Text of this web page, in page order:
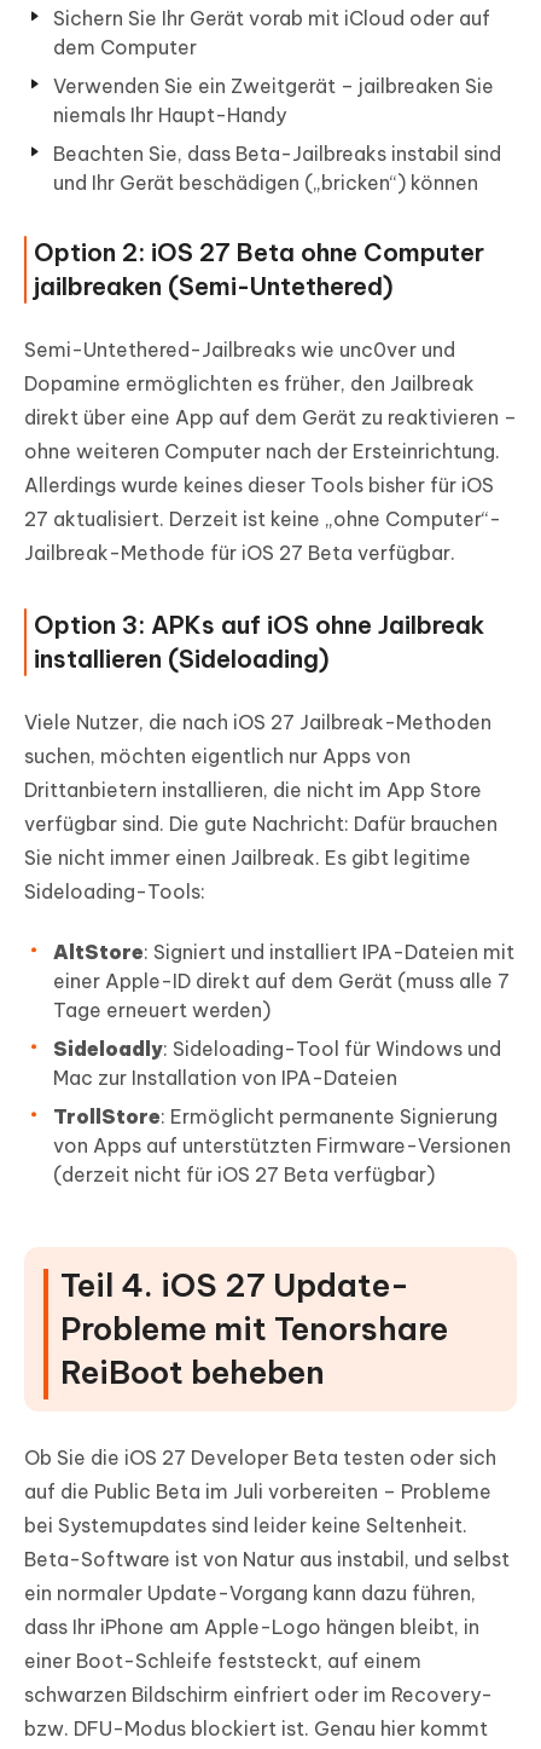
Sichern Sie Ihr Gerät vorab mit iCloud oder auf
dem Computer
Verwenden Sie ein Zweitgerät – jailbreaken Sie
niemals Ihr Haupt-Handy
Beachten Sie, dass Beta-Jailbreaks instabil sind
und Ihr Gerät beschädigen („bricken“) können
Option 2: iOS 27 Beta ohne Computer
jailbreaken (Semi-Untethered)
Semi-Untethered-Jailbreaks wie unc0ver und
Dopamine ermöglichten es früher, den Jailbreak
direkt über eine App auf dem Gerät zu reaktivieren –
ohne weiteren Computer nach der Ersteinrichtung.
Allerdings wurde keines dieser Tools bisher für iOS
27 aktualisiert. Derzeit ist keine „ohne Computer“-
Jailbreak-Methode für iOS 27 Beta verfügbar.
Option 3: APKs auf iOS ohne Jailbreak
installieren (Sideloading)
Viele Nutzer, die nach iOS 27 Jailbreak-Methoden
suchen, möchten eigentlich nur Apps von
Drittanbietern installieren, die nicht im App Store
verfügbar sind. Die gute Nachricht: Dafür brauchen
Sie nicht immer einen Jailbreak. Es gibt legitime
Sideloading-Tools:
AltStore: Signiert und installiert IPA-Dateien mit
einer Apple-ID direkt auf dem Gerät (muss alle 7
Tage erneuert werden)
Sideloadly: Sideloading-Tool für Windows und
Mac zur Installation von IPA-Dateien
TrollStore: Ermöglicht permanente Signierung
von Apps auf unterstützten Firmware-Versionen
(derzeit nicht für iOS 27 Beta verfügbar)
Teil 4. iOS 27 Update-
Probleme mit Tenorshare
ReiBoot beheben
Ob Sie die iOS 27 Developer Beta testen oder sich
auf die Public Beta im Juli vorbereiten – Probleme
bei Systemupdates sind leider keine Seltenheit.
Beta-Software ist von Natur aus instabil, und selbst
ein normaler Update-Vorgang kann dazu führen,
dass Ihr iPhone am Apple-Logo hängen bleibt, in
einer Boot-Schleife feststeckt, auf einem
schwarzen Bildschirm einfriert oder im Recovery-
bzw. DFU-Modus blockiert ist. Genau hier kommt